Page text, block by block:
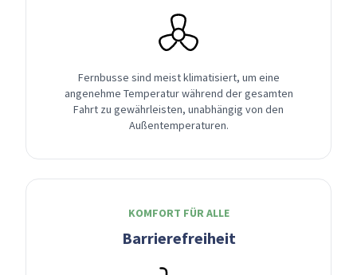
Fernbusse sind meist klimatisiert, um eine
angenehme Temperatur während der gesamten
Fahrt zu gewährleisten, unabhängig von den
Außentemperaturen.
KOMFORT FÜR ALLE
Barrierefreiheit